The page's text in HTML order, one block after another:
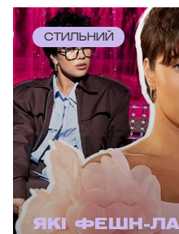
СТИЛЬНИЙ
ЯКІ ФЕШН-